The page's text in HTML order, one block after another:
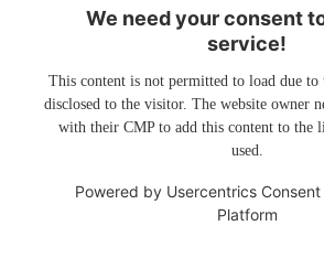
We need your consent
service!
This content is not permitted to load due to
disclosed to the visitor. The website owner
with their CMP to add this content to the
used.
Powered by Usercentrics
Platform